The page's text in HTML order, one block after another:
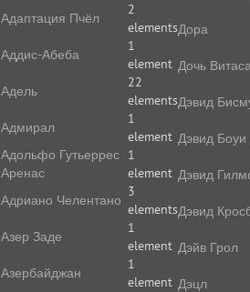
Адаптация Пчёл
2
elements
Аддис-Абеба
1
element
Адель
22
elements
Адмирал
1
element
Адольфо Гутьеррес
Аренас
1
element
Адриано Челентано
3
elements
Азер Заде
1
element
Азербайджан
1
element
Дора
Дочь
Дэвид
Дэвид Боуи
Дэвид
Дэвид
Дэйв Грол
Дэцл